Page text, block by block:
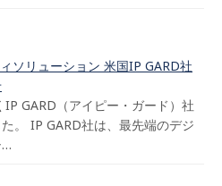
ソリューション 米国IP GARD社
GARD（アイピー・ガード）社
。 IP GARD社は、最先端のデジ
…